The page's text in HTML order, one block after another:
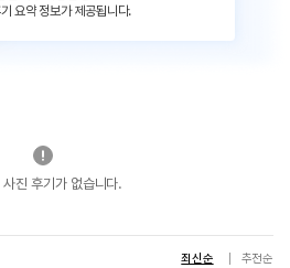
요약 정보가 제공됩니다.
진 후기가 없습니다.
최신순 추천순